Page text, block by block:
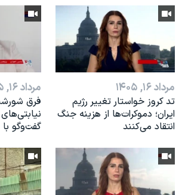
نرگس محمدی برنده جایزه نوبل صلح
همایش محافظه‌کاران آمریکا «سی‌پک»
صفحه‌های ویژه
سفر پرزیدنت ترامپ به چینمرداد ۱۶, ۱۴۰۵
تد کروز خواستار تغییر رژیم
ایران؛ دموکرات‌ها از هزینه جنگ
انتقاد می‌کنند
مرداد ۱۶, ۱۴۰۵
فرق
گفت‌وگو